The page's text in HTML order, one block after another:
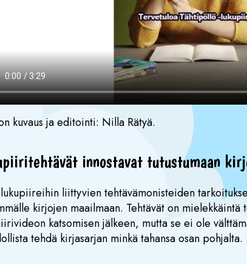
kuvaus ja editointi: Nilla Rätyä.
innostavat tutustumaan
liittyvien tehtävämonisteiden
kirjojen maailmaan. Tehtävät on mielekkäintä
katsomisen jälkeen, mutta se ei ole
tehdä kirjasarjan minkä tahansa osan pohjalta.